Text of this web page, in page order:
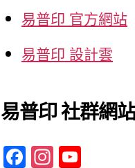
易普印 官方網站
易普印 設計雲
易普印 社群網站
F In